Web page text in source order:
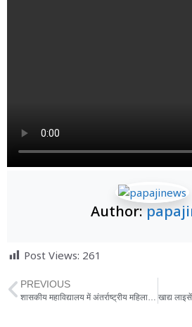
Author:
Post Views: 261
PREVIOUS
शासकीय महाविद्यालय में अंतर्राष्ट्रीय महिला दिवस पर माटी कला प्रशिक्षण शिविर का हुआ समापन